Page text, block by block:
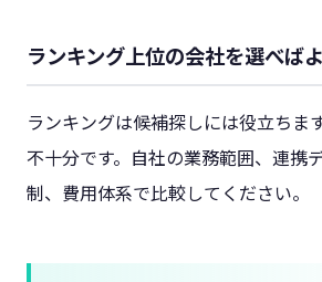
ランキング上位の会社を選べば
ランキングは候補探しには役立ちま
不十分です。自社の業務範囲、連携
制、費用体系で比較してください。